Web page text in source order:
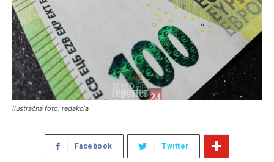
ilustračná foto: redakcia
Facebook Twitter